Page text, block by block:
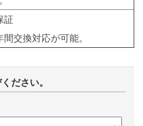
証
交換対応が可能。
ださい。